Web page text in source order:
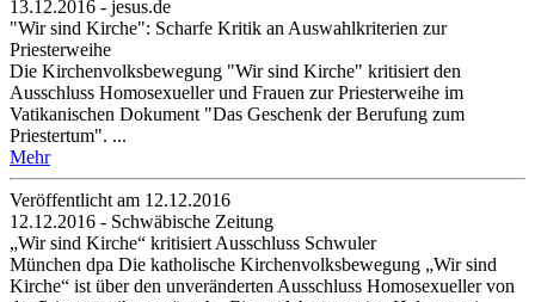
13.12.2016 - jesus.de
"Wir sind Kirche": Scharfe Kritik an Auswahlkriterien zur
Priesterweihe
Die Kirchenvolksbewegung "Wir sind Kirche" kritisiert den
Ausschluss Homosexueller und Frauen zur Priesterweihe im
Vatikanischen Dokument "Das Geschenk der Berufung zum
Priestertum". ...
Mehr
Veröffentlicht am 12­.12.2016
12.12.2016 - Schwäbische Zeitung
„Wir sind Kirche“ kritisiert Ausschluss Schwuler
München dpa Die katholische Kirchenvolksbewegung „Wir sind
Kirche“ ist über den unveränderten Ausschluss Homosexueller von